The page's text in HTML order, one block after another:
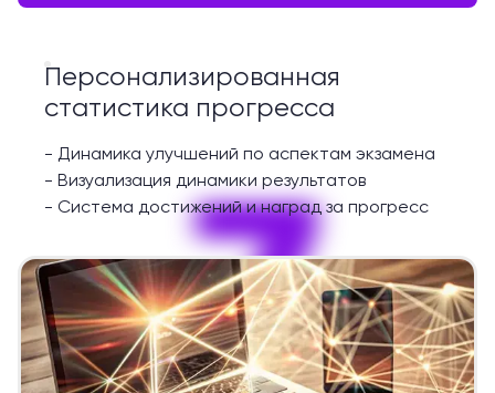
7
Персонализированная
статистика прогресса
- Динамика улучшений по аспектам экзамена
- Визуализация динамики результатов
- Система достижений и наград за прогресс